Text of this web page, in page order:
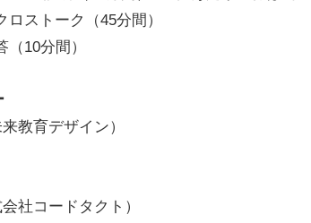
ストーク（45分間）
10分間）
来教育デザイン）
会社コードタクト）